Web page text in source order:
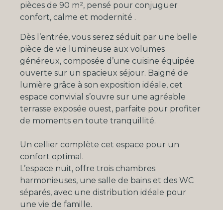
pièces de 90 m², pensé pour conjuguer
confort, calme et modernité .
Dès l’entrée, vous serez séduit par une belle
pièce de vie lumineuse aux volumes
généreux, composée d’une cuisine équipée
ouverte sur un spacieux séjour. Baigné de
lumière grâce à son exposition idéale, cet
espace convivial s’ouvre sur une agréable
terrasse exposée ouest, parfaite pour profiter
de moments en toute tranquillité.
Un cellier complète cet espace pour un
confort optimal.
L’espace nuit, offre trois chambres
harmonieuses, une salle de bains et des WC
séparés, avec une distribution idéale pour
une vie de famille.